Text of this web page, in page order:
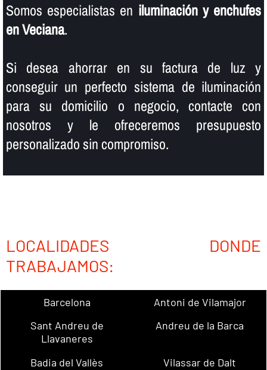
Somos especialistas en iluminación y enchufes
en Veciana.
Si desea ahorrar en su factura de luz y
conseguir un perfecto sistema de iluminación
para su domicilio o negocio, contacte con
nosotros y le ofreceremos presupuesto
personalizado sin compromiso.
LOCALIDADES DONDE
TRABAJAMOS:
Barcelona
Antoni de Vilamajor
Sant Andreu de
Llavaneres
Andreu de la Barca
Badia del Vallès
Vilassar de Dalt